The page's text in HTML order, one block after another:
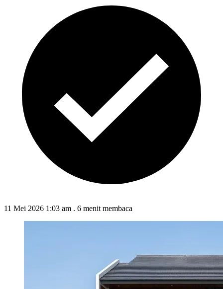
11 Mei 2026 1:03 am . 6 menit membaca